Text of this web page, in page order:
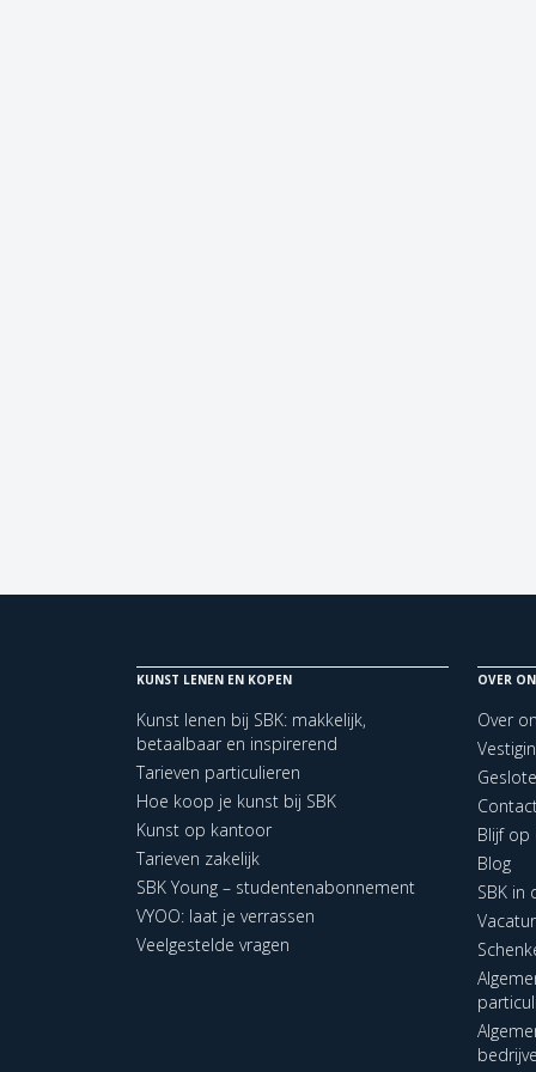
KUNST LENEN EN KOPEN
Kunst lenen bij SBK: makkelijk,
betaalbaar en inspirerend
Tarieven particulieren
Hoe koop je kunst bij SBK
Kunst op kantoor
Tarieven zakelijk
SBK Young – studentenabonnement
VYOO: laat je verrassen
Veelgestelde vragen
OVER
Over
Blijf op
Blog
SBK in